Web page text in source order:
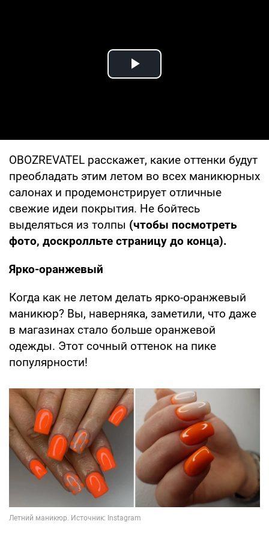
Play Video
OBOZREVATEL расскажет, какие оттенки будут
преобладать этим летом во всех маникюрных
салонах и продемонстрирует отличные
свежие идеи покрытия. Не бойтесь
выделяться из толпы (чтобы посмотреть
фото, доскролльте страницу до конца).
Ярко-оранжевый
Когда как не летом делать ярко-оранжевый
маникюр? Вы, наверняка, заметили, что даже
в магазинах стало больше оранжевой
одежды. Этот сочный оттенок на пике
популярности!